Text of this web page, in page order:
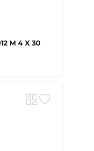
M 4 X 30